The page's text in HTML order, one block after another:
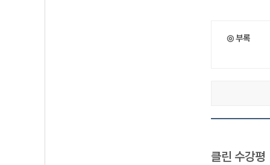
◎ 부록
클린 수강평